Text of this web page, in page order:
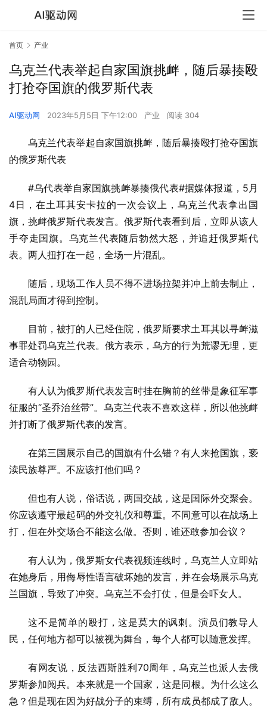
首页 产业
乌克兰代表举起自家国旗挑衅，随后暴揍殴
打抢夺国旗的俄罗斯代表
AI驱动网 2023年5月5日 下午12:00 产业 阅读 304
乌克兰代表举起自家国旗挑衅，随后暴揍殴打抢夺国旗
的俄罗斯代表
#乌代表举自家国旗挑衅暴揍俄代表#据媒体报道，5月
4日，在土耳其安卡拉的一次会议上，乌克兰代表拿出国
旗，挑衅俄罗斯代表发言。俄罗斯代表看到后，立即从该人
手夺走国旗。乌克兰代表随后勃然大怒，并追赶俄罗斯代
表。两人扭打在一起，全场一片混乱。
随后，现场工作人员不得不进场拉架并冲上前去制止，
混乱局面才得到控制。
目前，被打的人已经住院，俄罗斯要求土耳其以寻衅滋
事罪处罚乌克兰代表。俄方表示，乌方的行为荒谬无理，更
适合动物园。
有人认为俄罗斯代表发言时挂在胸前的丝带是象征军事
征服的“圣乔治丝带”。乌克兰代表不喜欢这样，所以他挑衅
并打断了俄罗斯代表的发言。
在第三国展示自己的国旗有什么错？有人来抢国旗，亵
渎民族尊严。不应该打他们吗？
但也有人说，俗话说，两国交战，这是国际外交聚会。
你应该遵守最起码的外交礼仪和尊重。不同意可以在战场上
打，但在外交场合不能这么做。否则，谁还敢参加会议？
有人认为，俄罗斯女代表视频连线时，乌克兰人立即站
在她身后，用侮辱性语言破坏她的发言，并在会场展示乌克
兰国旗，导致了冲突。乌克兰不会打仗，但是会吓女人。
这不是简单的殴打，这是莫大的讽刺。演员们教导人
民，任何地方都可以被视为舞台，每个人都可以随意发挥。
有网友说，反法西斯胜利70周年，乌克兰也派人去俄
罗斯参加阅兵。本来就是一个国家，这是同根。为什么这么
急？但是现在因为好战分子的束缚，所有成员都成了敌人。